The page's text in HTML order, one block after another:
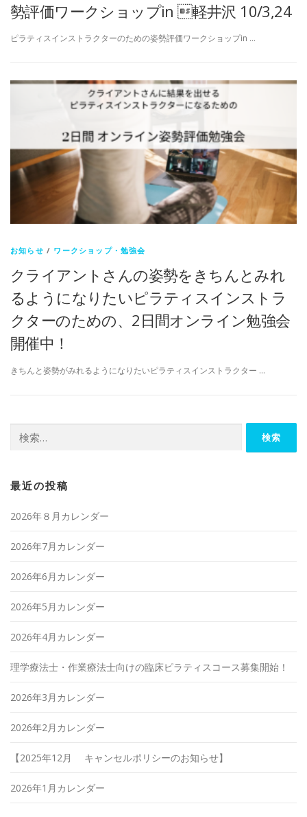
勢評価ワークショップin 軽井沢 10/3,24
ピラティスインストラクターのための姿勢評価ワークショップin …
お知らせ / ワークショップ・勉強会
クライアントさんの姿勢をきちんとみれ
るようになりたいピラティスインストラ
クターのための、2日間オンライン勉強会
開催中！
きちんと姿勢がみれるようになりたいピラティスインストラクター …
索:
最近の投稿
2026年８月カレンダー
2026年7月カレンダー
2026年6月カレンダー
2026年5月カレンダー
2026年4月カレンダー
理学療法士・作業療法士向けの臨床ピラティスコース募集開始！
2026年3月カレンダー
2026年2月カレンダー
【2025年12月 キャンセルポリシーのお知らせ】
2026年1月カレンダー